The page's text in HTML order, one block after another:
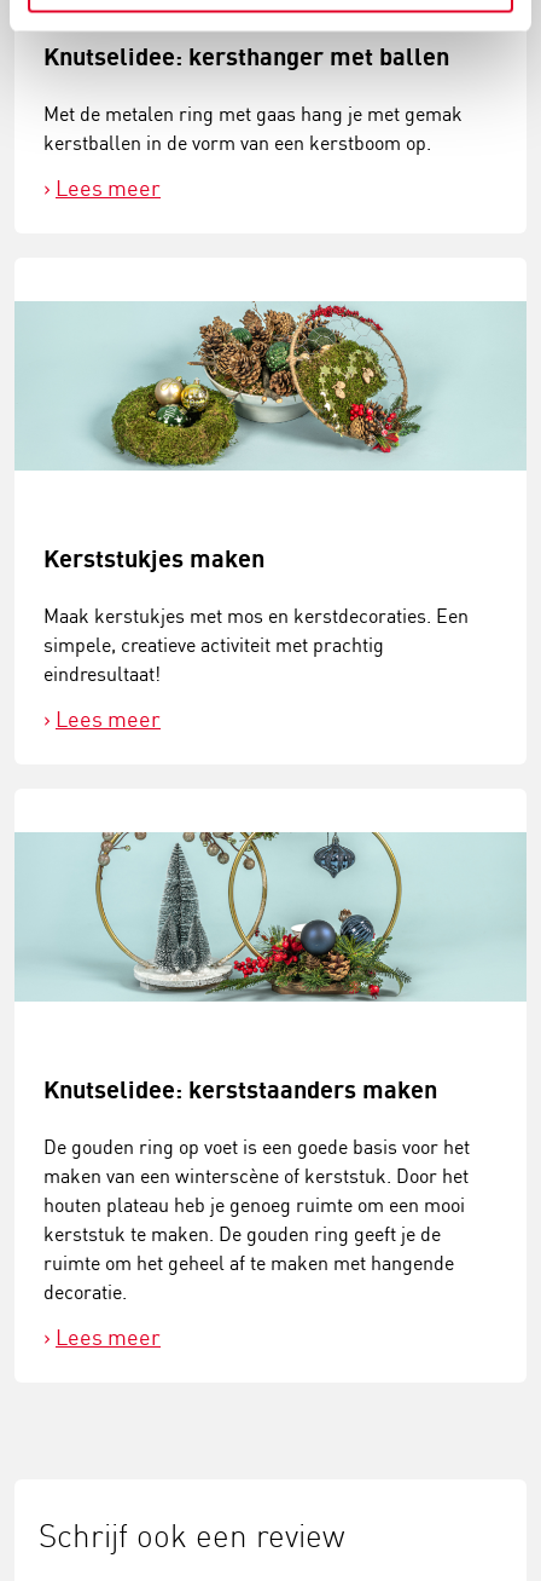
Knutselidee: kersthanger met ballen
Met de metalen ring met gaas hang je met gemak
kerstballen in de vorm van een kerstboom op.
Lees meer
Kerststukjes maken
Maak kerstukjes met mos en kerstdecoraties. Een
simpele, creatieve activiteit met prachtig
eindresultaat!
Lees meer
Knutselidee: kerststaanders maken
De gouden ring op voet is een goede basis voor het
maken van een winterscène of kerststuk. Door het
houten plateau heb je genoeg ruimte om een mooi
kerststuk te maken. De gouden ring geeft je de
ruimte om het geheel af te maken met hangende
decoratie.
Lees meer
Schrijf ook een review